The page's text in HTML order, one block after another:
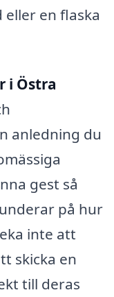
en flaska
i Östra
anledning du
gest så
på hur
inte att
skicka en
till deras